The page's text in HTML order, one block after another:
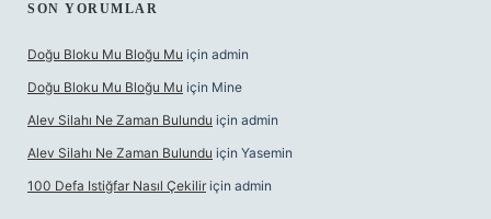
SON YORUMLAR
Doğu Bloku Mu Bloğu Mu için admin
Doğu Bloku Mu Bloğu Mu için Mine
Alev Silahı Ne Zaman Bulundu için admin
Alev Silahı Ne Zaman Bulundu için Yasemin
100 Defa Istiğfar Nasıl Çekilir için admin